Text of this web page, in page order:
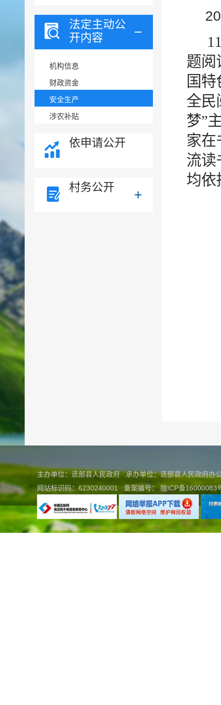
法定主动公
开内容
机构信息
财政资金
安全生产
涉农补贴
依申请公开
村务公开
题阅
国
全民
梦”
家在
流读
均依
主办单位：迭部县人民政府 承办单位：迭部县人民政府
网站标识码：6230240001
备案编号： 陇ICP备16000083